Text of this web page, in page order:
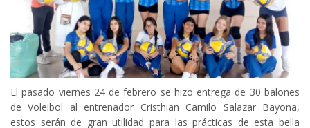
El pasado viernes 24 de febrero se hizo entrega de 30 balones
de Voleibol al entrenador Cristhian Camilo Salazar Bayona,
estos serán de gran utilidad para las prácticas de esta bella